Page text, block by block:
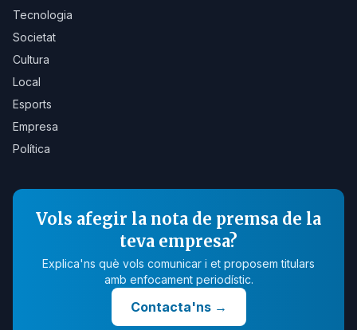
Tecnologia
Societat
Cultura
Local
Esports
Empresa
Política
Vols afegir la nota de premsa de la
teva empresa?
Explica'ns què vols comunicar i et proposem titulars
amb enfocament periodístic.
Contacta'ns→